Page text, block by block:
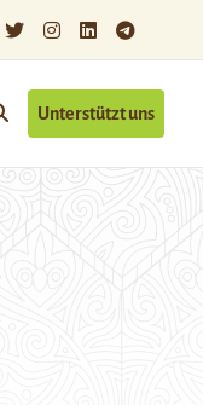
Unterstützt uns